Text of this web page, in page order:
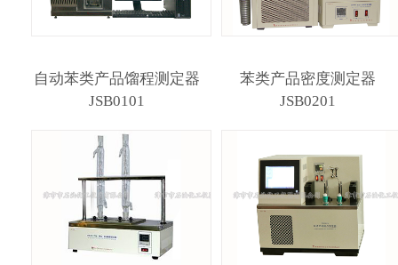
自动苯类产品馏程测定器
JSB0101
苯类产品密度测定器
JSB0201